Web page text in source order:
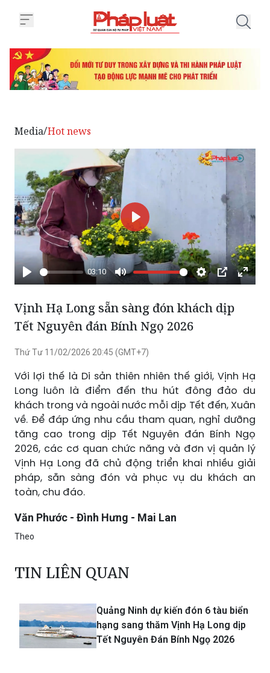
Media/Hot news
Phát
03:10
Tắt
tiếng
Cài
đặt
Chế
độ
hình
Xem
Phát
Vịnh Hạ Long sẵn sàng đón khách dịp
Tết Nguyên đán Bính Ngọ 2026
Thứ Tư 11/02/2026 20:45 (GMT+7)
Với lợi thế là Di sản thiên nhiên thế giới, Vịnh Hạ
Long luôn là điểm đến thu hút đông đảo du
khách trong và ngoài nước mỗi dịp Tết đến, Xuân
về. Để đáp ứng nhu cầu tham quan, nghỉ dưỡng
tăng cao trong dịp Tết Nguyên đán Bính Ngọ
2026, các cơ quan chức năng và đơn vị quản lý
Vịnh Hạ Long đã chủ động triển khai nhiều giải
pháp, sẵn sàng đón và phục vụ du khách an
toàn, chu đáo.
Văn Phước - Đình Hưng - Mai Lan
Theo
TIN LIÊN QUAN
Quảng Ninh dự kiến đón 6 tàu biển
hạng sang thăm Vịnh Hạ Long dịp
Tết Nguyên Đán Bính Ngọ 2026